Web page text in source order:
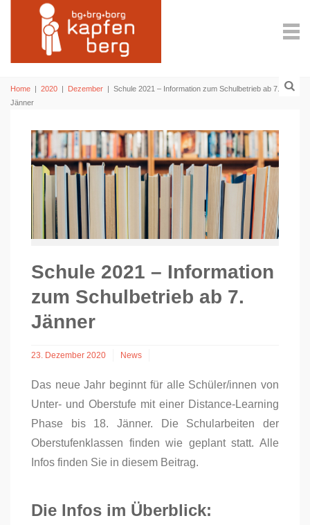
Home | 2020 | Dezember | Schule 2021 – Information zum Schulbetrieb ab 7.
Jänner
Schule 2021 – Information
zum Schulbetrieb ab 7.
Jänner
23. Dezember 2020 News
Das neue Jahr beginnt für alle Schüler/innen von
Unter- und Oberstufe mit einer Distance-Learning
Phase bis 18. Jänner. Die Schularbeiten der
Oberstufenklassen finden wie geplant statt. Alle
Infos finden Sie in diesem Beitrag.
Die Infos im Überblick: